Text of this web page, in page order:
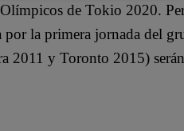
de Tokio 2020.
por la primera jornada del
2011 y Toronto 2015)